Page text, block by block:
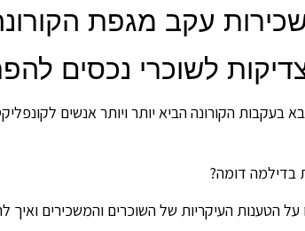
עקב מגפת
לשוכרי נכסים
הקורונה הביא יותר ויותר אנשים
בדילמה דומה?
הטענות העיקריות של השוכרים והמשכירים ואיך